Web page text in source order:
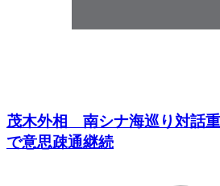
茂木外相 南シナ海巡り対話
で意思疎通継続